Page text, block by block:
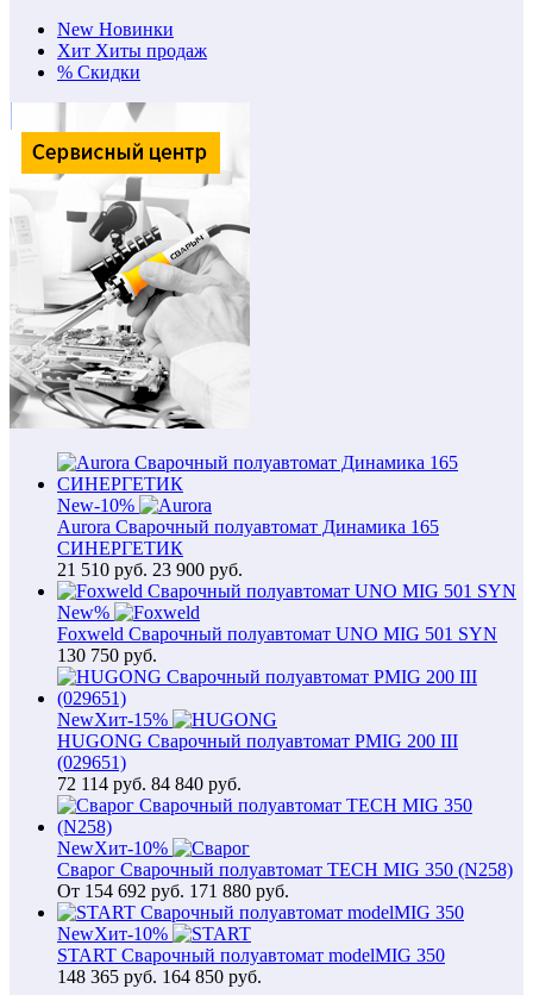
New Новинки
Хит Хиты продаж
% Скидки
New-10%
Aurora Сварочный полуавтомат Динамика 165
СИНЕРГЕТИК
21 510 руб. 23 900 руб.
New%
Foxweld Сварочный полуавтомат UNO MIG 501 SYN
130 750 руб.
NewХит-15%
HUGONG Сварочный полуавтомат PMIG 200 III
(029651)
72 114 руб. 84 840 руб.
NewХит-10%
Сварог Сварочный полуавтомат TECH MIG 350 (N258)
От 154 692 руб. 171 880 руб.
NewХит-10%
START Сварочный полуавтомат modelMIG 350
148 365 руб. 164 850 руб.